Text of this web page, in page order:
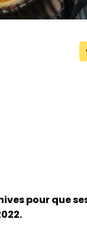
pour que